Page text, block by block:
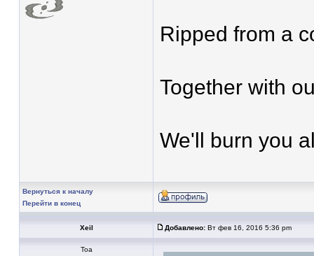
Ripped from a
Together with
We'll burn you
Вернуться к началу
Перейти в конец
Xeil Добавлено: Вт фев 16, 2016 5:36 pm
Тоа